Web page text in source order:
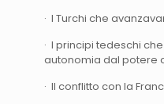
· I Turchi che
· I principi tedeschi
autonomia dal potere
· Il conflitto con la